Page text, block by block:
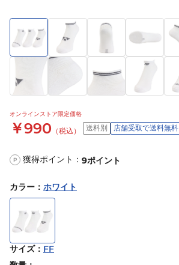
オンラインストア限定価格
￥990 （税込） 送料別 店舗受取で送料無料
P 獲得ポイント： 9ポイント
カラー ： ホワイト
サイズ： FF